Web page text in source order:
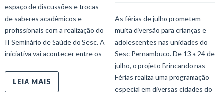
espaço de discussões e trocas
de saberes acadêmicos e
profissionais com a realização do
II Seminário de Saúde do Sesc. A
iniciativa vai acontecer entre os
LEIA MAIS
As férias de julho prometem
muita diversão para crianças e
adolescentes nas unidades do
Sesc Pernambuco. De 13 a 24 de
julho, o projeto Brincando nas
Férias realiza uma programação
especial em diversas cidades do